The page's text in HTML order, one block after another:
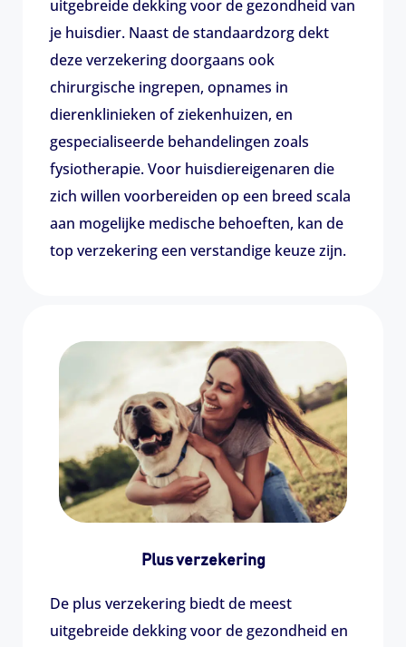
uitgebreide dekking voor de gezondheid van
je huisdier. Naast de standaardzorg dekt
deze verzekering doorgaans ook
chirurgische ingrepen, opnames in
dierenklinieken of ziekenhuizen, en
gespecialiseerde behandelingen zoals
fysiotherapie. Voor huisdiereigenaren die
zich willen voorbereiden op een breed scala
aan mogelijke medische behoeften, kan de
top verzekering een verstandige keuze zijn.
Plus verzekering
De plus verzekering biedt de meest
uitgebreide dekking voor de gezondheid en